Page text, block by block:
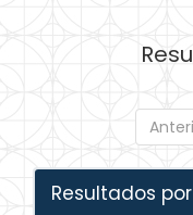
Resultados